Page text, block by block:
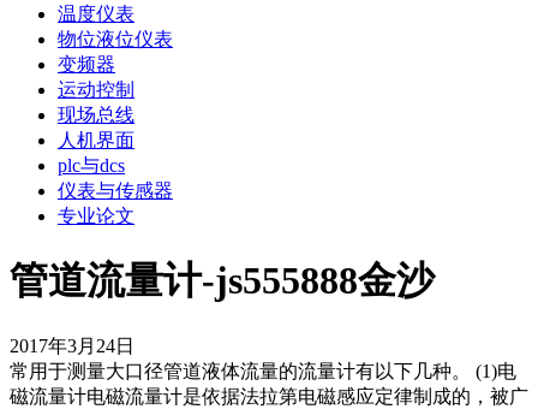
温度仪表
物位液位仪表
变频器
运动控制
现场总线
人机界面
plc与dcs
仪表与传感器
专业论文
管道流量计-js555888金沙
2017年3月24日
常用于测量大口径管道液体流量的流量计有以下几种。 (1)电
磁流量计电磁流量计是依据法拉第电磁感应定律制成的，被广